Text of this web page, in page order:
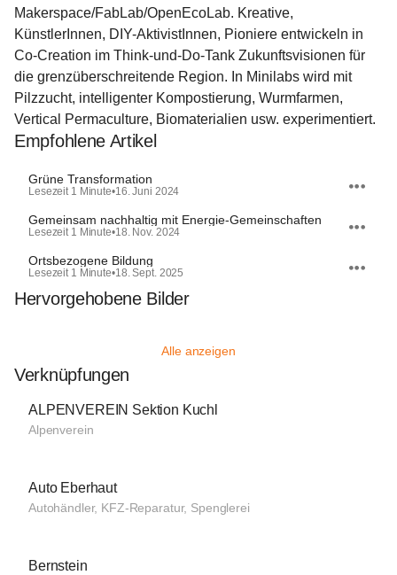
Makerspace/FabLab/OpenEcoLab. Kreative,
KünstlerInnen, DIY-AktivistInnen, Pioniere entwickeln in
Co-Creation im Think-und-Do-Tank Zukunftsvisionen für
die grenzüberschreitende Region. In Minilabs wird mit
Pilzzucht, intelligenter Kompostierung, Wurmfarmen,
Vertical Permaculture, Biomaterialien usw. experimentiert.
Empfohlene Artikel
Grüne Transformation
Lesezeit 1 Minute•16. Juni 2024
Gemeinsam nachhaltig mit Energie-Gemeinschaften
Lesezeit 1 Minute•18. Nov. 2024
Ortsbezogene Bildung
Lesezeit 1 Minute•18. Sept. 2025
Hervorgehobene Bilder
Alle anzeigen
Verknüpfungen
ALPENVEREIN Sektion Kuchl
Alpenverein
Auto Eberhaut
Autohändler, KFZ-Reparatur, Spenglerei
Bernstein